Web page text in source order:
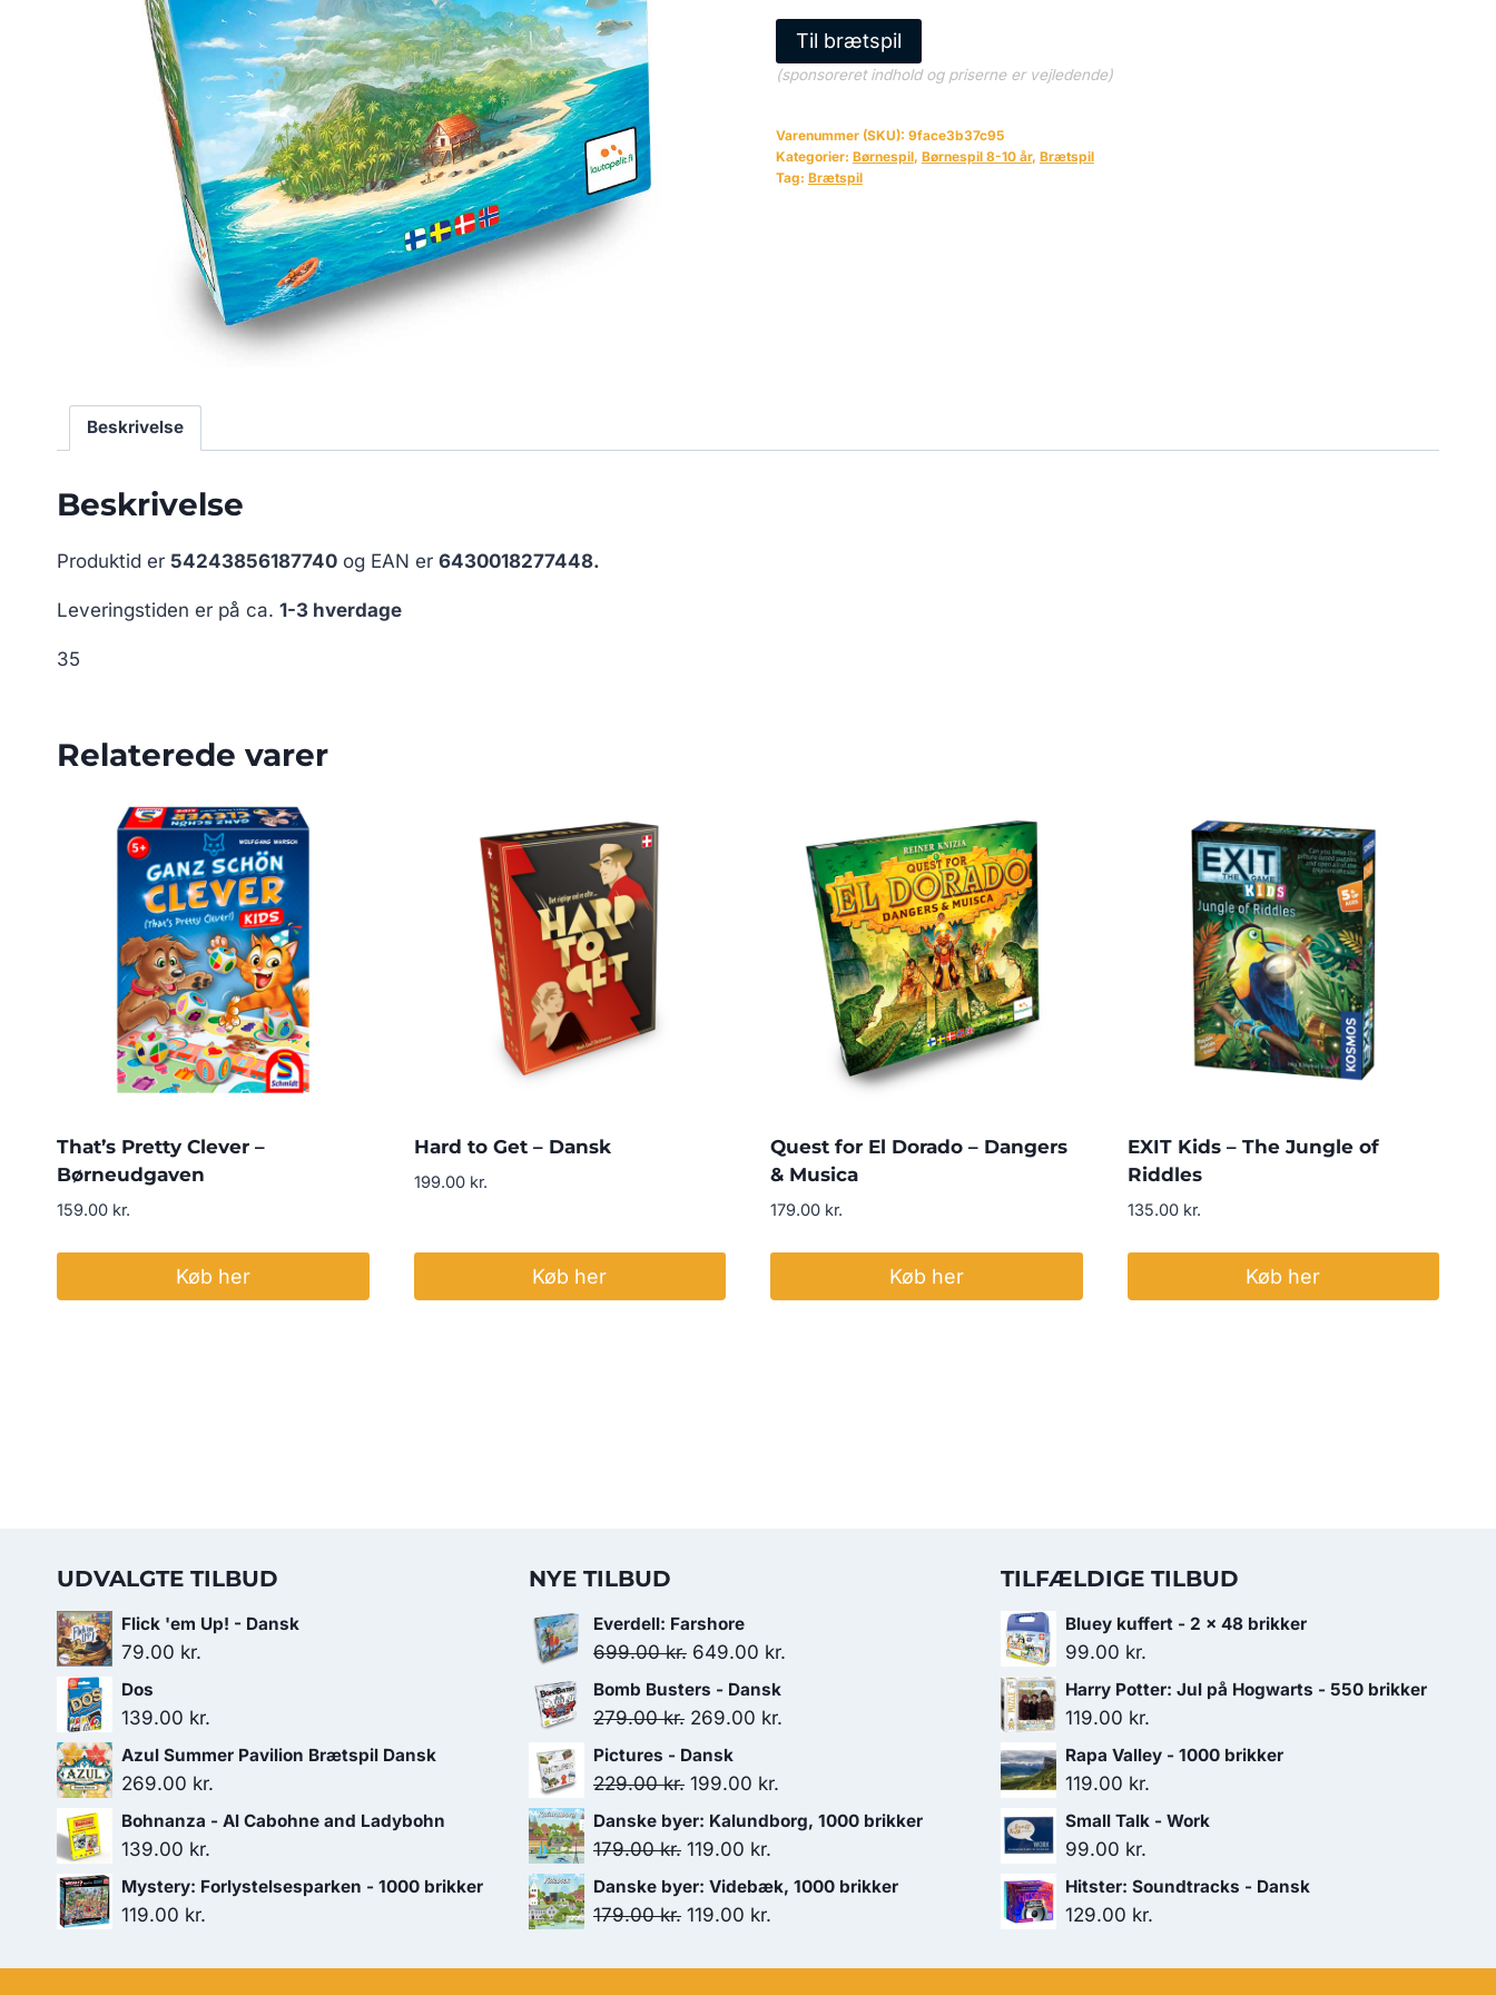
Til brætspil
(sponsoreret indhold og priserne er vejledende)
Varenummer (SKU): 9face3b37c95
Kategorier: Børnespil, Børnespil 8-10 år, Brætspil
Tag: Brætspil
Beskrivelse
Beskrivelse
Produktid er 54243856187740 og EAN er 6430018277448.
Leveringstiden er på ca. 1-3 hverdage
35
Relaterede varer
That’s Pretty Clever –
Børneudgaven
159.00 kr.
Køb her
Hard to Get – Dansk
199.00 kr.
Køb her
Quest for El Dorado – Dangers
& Musica
179.00 kr.
Køb her
EXIT Kids – The Jungle of
Riddles
135.00 kr.
Køb her
UDVALGTE TILBUD
Flick 'em Up! - Dansk
79.00 kr.
Dos
139.00 kr.
Azul Summer Pavilion Brætspil Dansk
269.00 kr.
Bohnanza - Al Cabohne and Ladybohn
139.00 kr.
Mystery: Forlystelsesparken - 1000 brikker
119.00 kr.
NYE TILBUD
Everdell: Farshore
699.00kr. Den
oprindelige
pris
699.00 kr..
649.00 kr.
Bomb Busters - Dansk
279.00kr. Den
oprindelige
pris
279.00 kr..
269.00 kr.
269.00 kr..
Pictures - Dansk
229.00kr. Den
oprindelige
pris
229.00 kr..
199.00 kr.
aktuelle
199.00 kr..
Danske byer: Kalundborg, 1000 brikker
179.00kr. Den
oprindelige
pris
179.00 kr..
119.00 kr.
aktuelle
119.00 kr..
Danske byer: Videbæk, 1000 brikker
179.00kr. Den
pris
119.00 kr.
pris
TILFÆLDIGE TILBUD
Bluey kuffert - 2 x 48 brikker
99.00 kr.
Harry Potter: Jul på Hogwarts - 550 brikker
119.00 kr.
Rapa Valley - 1000 brikker
119.00 kr.
Small Talk - Work
99.00 kr.
Hitster: Soundtracks - Dansk
129.00 kr.